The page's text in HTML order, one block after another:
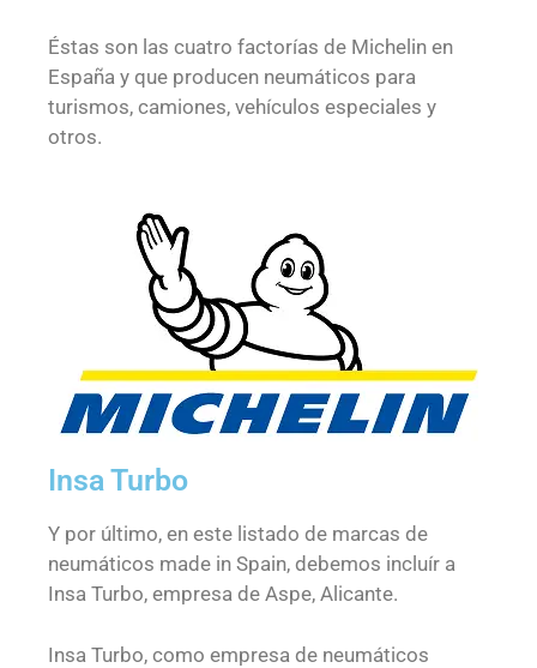
Éstas son las cuatro factorías de Michelin en
España y que producen neumáticos para
turismos, camiones, vehículos especiales y
otros.
Insa Turbo
Y por último, en este listado de marcas de
neumáticos made in Spain, debemos incluír a
Insa Turbo, empresa de Aspe, Alicante.
Insa Turbo, como empresa de neumáticos